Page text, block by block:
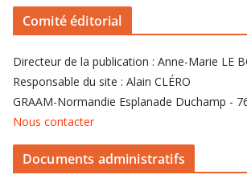
Comité éditorial
Directeur de la publication : Anne-Marie LE
Responsable du site : Alain CLÉRO
GRAAM-Normandie Esplanade Duchamp -
Nous contacter
Documents administratifs